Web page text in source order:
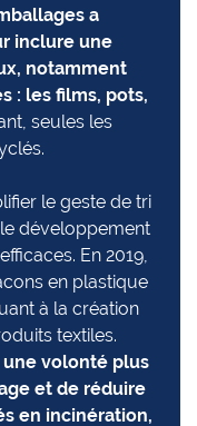
a
inclure une
notamment
: les films, pots,
seules les
le geste de tri
développement
En 2019,
en plastique
à la création
textiles.
volonté plus
et de réduire
en incinération,